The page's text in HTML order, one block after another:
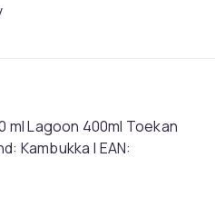
ml Lagoon 400ml Toekan
Kambukka | EAN: